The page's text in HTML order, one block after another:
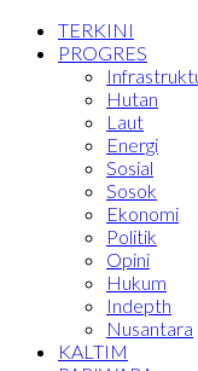
TERKINI
PROGRES
Hutan
Laut
Energi
Sosial
Sosok
Ekonomi
Politik
Opini
Hukum
Indepth
Nusantara
KALTIM